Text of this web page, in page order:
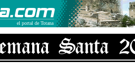
el portal de Totana